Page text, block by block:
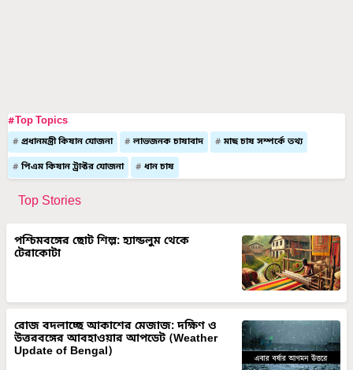
#Top Topics
প্রধানমন্ত্রী কিষান যোজনা লাভজনক চাষাবাদ মাছ চাষ সম্পর্কে তথ্য
পিএম কিষান ট্রাক্টর যোজনা ধান চাষ
Top Stories
পশ্চিমবঙ্গের ছোট শিল্প: হ্যান্ডলুম থেকে
টেরাকোটা
রোজ বদলাচ্ছে আকাশের মেজাজ: দক্ষিণ ও
উত্তরবঙ্গের আবহাওয়ার আপডেট (Weather
Update of Bengal)